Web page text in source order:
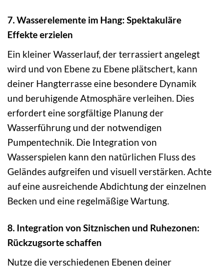
7. Wasserelemente im Hang: Spektakuläre
Effekte erzielen
Ein kleiner Wasserlauf, der terrassiert angelegt
wird und von Ebene zu Ebene plätschert, kann
deiner Hangterrasse eine besondere Dynamik
und beruhigende Atmosphäre verleihen. Dies
erfordert eine sorgfältige Planung der
Wasserführung und der notwendigen
Pumpentechnik. Die Integration von
Wasserspielen kann den natürlichen Fluss des
Geländes aufgreifen und visuell verstärken. Achte
auf eine ausreichende Abdichtung der einzelnen
Becken und eine regelmäßige Wartung.
8. Integration von Sitznischen und Ruhezonen:
Rückzugsorte schaffen
Nutze die verschiedenen Ebenen deiner